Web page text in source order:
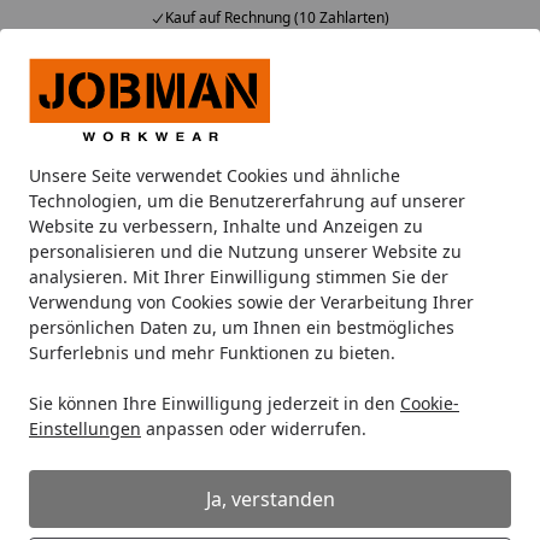
Unsere Seite verwendet Cookies und ähnliche
Technologien, um die Benutzererfahrung auf unserer
Website zu verbessern, Inhalte und Anzeigen zu
personalisieren und die Nutzung unserer Website zu
analysieren. Mit Ihrer Einwilligung stimmen Sie der
Verwendung von Cookies sowie der Verarbeitung Ihrer
persönlichen Daten zu, um Ihnen ein bestmögliches
Surferlebnis und mehr Funktionen zu bieten.
Sie können Ihre Einwilligung jederzeit in den Cookie-
Einstellungen anpassen oder widerrufen.
Ja, verstanden
Kauf auf Rechnung (10 Zahlarten)
Alle Produkte
Mein Konto
Suchen
Startseite
Jacken Arbeitsjacken Jobman Shell Jacke Hi-Vis 1283
Jobman Shell Jacke Hi-Vis 1283